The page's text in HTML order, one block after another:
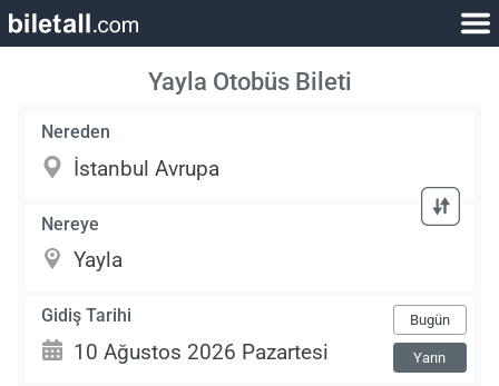
Yayla Otobüs Bileti
Nereden
Nereye
Gidiş Tarihi Bugün
Yarın